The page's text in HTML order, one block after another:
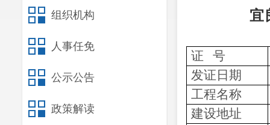
组织机构
人事任免
公示公告
政策解读
宜
证 号
发证日期
工程名称
建设地址